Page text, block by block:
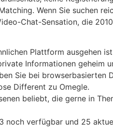
Wenn Sie suchen
Chat-Sensation, die
Plattform ausgehen
Informationen geheim
Sie bei browserbasierten
Different zu Omegle.
beliebt, die gerne in
noch verfügbar und 25